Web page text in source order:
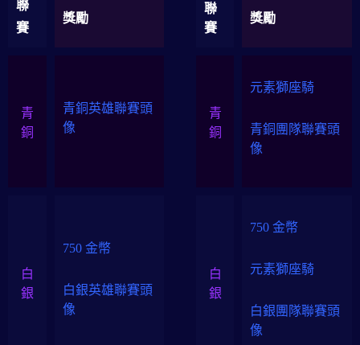
聯
賽
獎勵
聯
賽
獎勵
青
銅
青銅英雄聯賽頭
像
青
銅
元素獅座騎
青銅團隊聯賽頭
像
白
銀
750 金幣
白銀英雄聯賽頭
像
白
銀
750 金幣
元素獅座騎
白銀團隊聯賽頭
像